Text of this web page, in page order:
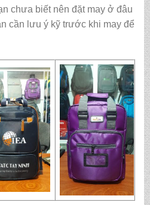
chưa biết nên đặt may ở đâu
cần lưu ý kỹ trước khi may để